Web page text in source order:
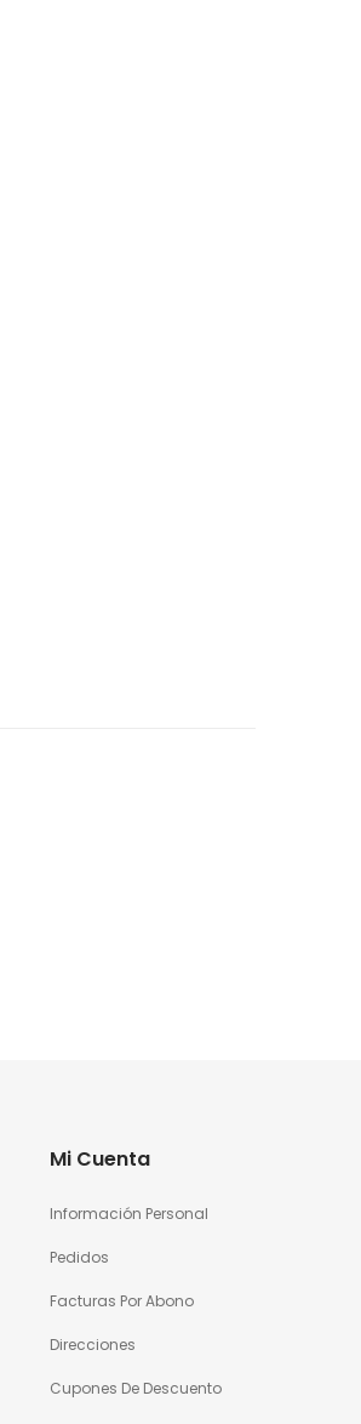
Mi Cuenta
Información Personal
Pedidos
Facturas Por Abono
Direcciones
Cupones De Descuento